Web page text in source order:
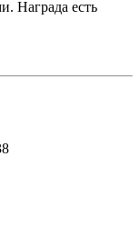
Награда есть